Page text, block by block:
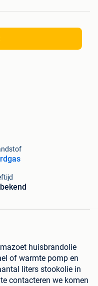
huisbrandolie
of warmte pomp en
liters stookolie in
contacteren we komen